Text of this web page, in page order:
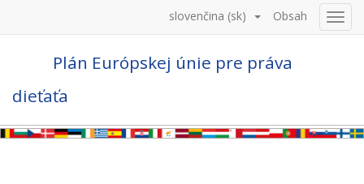
Obsah
slovenčina (sk)
Plán Európskej únie pre práva
dieťaťa